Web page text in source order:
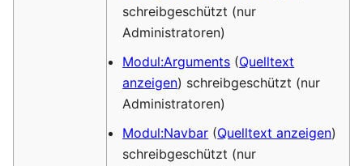
schreibgeschützt (nur
Administratoren)
Modul:Arguments (Quelltext
anzeigen) schreibgeschützt (nur
Administratoren)
Modul:Navbar (Quelltext anzeigen)
schreibgeschützt (nur